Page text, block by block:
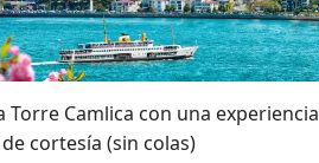
Torre Camlica con una experiencia
cortesía (sin colas)